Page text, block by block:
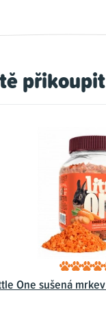
přikoupit
One sušená